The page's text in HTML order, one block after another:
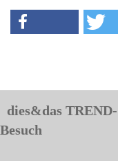
dies&das
Besuch